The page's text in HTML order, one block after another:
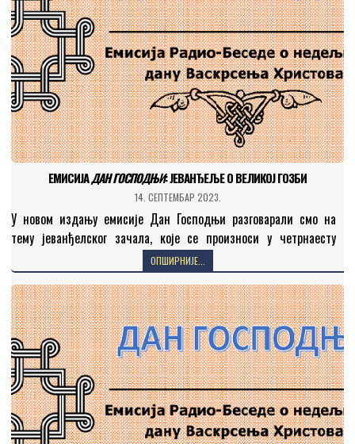
ЕМИСИЈАДАН ГОСПОДЊИ: JEВАНЂЕЉЕ О ВЕЛИКОЈ ГОЗБИ
14. СЕПТЕМБАР 2023.
У новом издању емисије Дан Господњи разговарали смо на
тему јеванђелског зачала, које се произноси у четрнаесту
недељу по празнику свете Педесетнице (Мат. 21, 1…
ОПШИРНИЈЕ...